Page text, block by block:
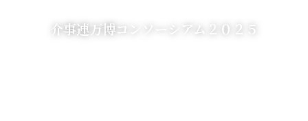
介事連万博コンソーシアム２０２５